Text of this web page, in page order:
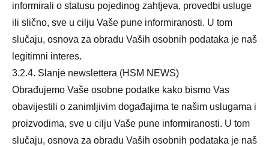
informirali o statusu pojedinog zahtjeva, provedbi usluge
ili slično, sve u cilju Vaše pune informiranosti. U tom
slučaju, osnova za obradu Vaših osobnih podataka je naš
legitimni interes.
3.2.4. Slanje newslettera (HSM NEWS)
Obrađujemo Vaše osobne podatke kako bismo Vas
obavijestili o zanimljivim događajima te našim uslugama i
proizvodima, sve u cilju Vaše pune informiranosti. U tom
slučaju, osnova za obradu Vaših osobnih podataka je naš